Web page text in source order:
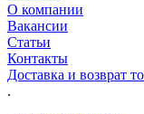
О компании
Вакансии
Статьи
Контакты
Доставка и возврат
.